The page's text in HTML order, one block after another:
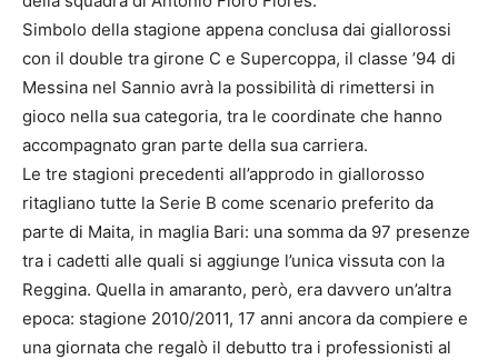
Simbolo della stagione appena conclusa dai giallorossi
con il double tra girone C e Supercoppa, il classe ’94 di
Messina nel Sannio avrà la possibilità di rimettersi in
gioco nella sua categoria, tra le coordinate che hanno
accompagnato gran parte della sua carriera.
Le tre stagioni precedenti all’approdo in giallorosso
ritagliano tutte la Serie B come scenario preferito da
parte di Maita, in maglia Bari: una somma da 97 presenze
tra i cadetti alle quali si aggiunge l’unica vissuta con la
Reggina. Quella in amaranto, però, era davvero un’altra
epoca: stagione 2010/2011, 17 anni ancora da compiere e
una giornata che regalò il debutto tra i professionisti al